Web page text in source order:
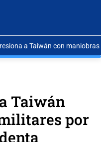
a Taiwán con
Taiwán
por